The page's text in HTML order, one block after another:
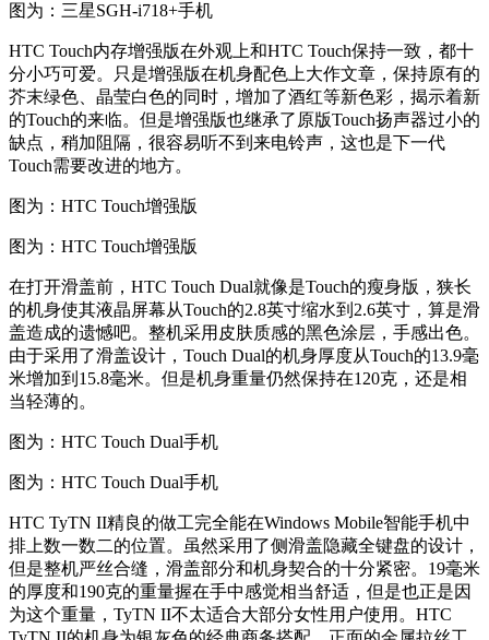
图为：三星SGH-i718+手机
HTC Touch内存增强版在外观上和HTC Touch保持一致，都十
分小巧可爱。只是增强版在机身配色上大作文章，保持原有的
芥末绿色、晶莹白色的同时，增加了酒红等新色彩，揭示着新
的Touch的来临。但是增强版也继承了原版Touch扬声器过小的
缺点，稍加阻隔，很容易听不到来电铃声，这也是下一代
Touch需要改进的地方。
图为：HTC Touch增强版
图为：HTC Touch增强版
在打开滑盖前，HTC Touch Dual就像是Touch的瘦身版，狭长
的机身使其液晶屏幕从Touch的2.8英寸缩水到2.6英寸，算是滑
盖造成的遗憾吧。整机采用皮肤质感的黑色涂层，手感出色。
由于采用了滑盖设计，Touch Dual的机身厚度从Touch的13.9毫
米增加到15.8毫米。但是机身重量仍然保持在120克，还是相
当轻薄的。
图为：HTC Touch Dual手机
图为：HTC Touch Dual手机
HTC TyTN II精良的做工完全能在Windows Mobile智能手机中
排上数一数二的位置。虽然采用了侧滑盖隐藏全键盘的设计，
但是整机严丝合缝，滑盖部分和机身契合的十分紧密。19毫米
的厚度和190克的重量握在手中感觉相当舒适，但是也正是因
为这个重量，TyTN II不太适合大部分女性用户使用。HTC